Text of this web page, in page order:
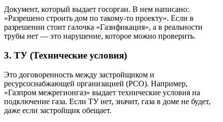
Документ, который выдает госорган. В нем написано:
«Разрешено строить дом по такому-то проекту». Если в
разрешении стоит галочка «Газификация», а в реальности
трубы нет — это нарушение, которое можно проверить.
3. ТУ (Технические условия)
Это договоренность между застройщиком и
ресурсоснабжающей организацией (РСО). Например,
«Газпром межрегионгаз» выдает технические условия на
подключение газа. Если ТУ нет, значит, газа в доме не будет,
даже если застройщик обещает.